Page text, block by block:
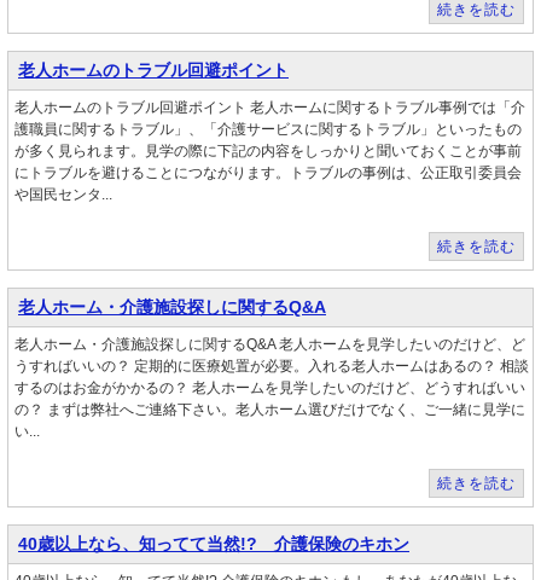
続きを読む
老人ホームのトラブル回避ポイント
老人ホームのトラブル回避ポイント 老人ホームに関するトラブル事例では「介
護職員に関するトラブル」、「介護サービスに関するトラブル」といったもの
が多く見られます。見学の際に下記の内容をしっかりと聞いておくことが事前
にトラブルを避けることにつながります。トラブルの事例は、公正取引委員会
や国民センタ...
続きを読む
老人ホーム・介護施設探しに関するQ&A
老人ホーム・介護施設探しに関するQ&A 老人ホームを見学したいのだけど、ど
うすればいいの？ 定期的に医療処置が必要。入れる老人ホームはあるの？ 相談
するのはお金がかかるの？ 老人ホームを見学したいのだけど、どうすればいい
の？ まずは弊社へご連絡下さい。老人ホーム選びだけでなく、ご一緒に見学に
い...
続きを読む
40歳以上なら、知ってて当然!? 介護保険のキホン